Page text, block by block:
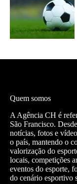
Quem somos
A Agência CH é
São Francisco.
notícias, fotos e
o país, mantendo o
valorização do
locais, competições
eventos do esporte,
do cenário esportivo